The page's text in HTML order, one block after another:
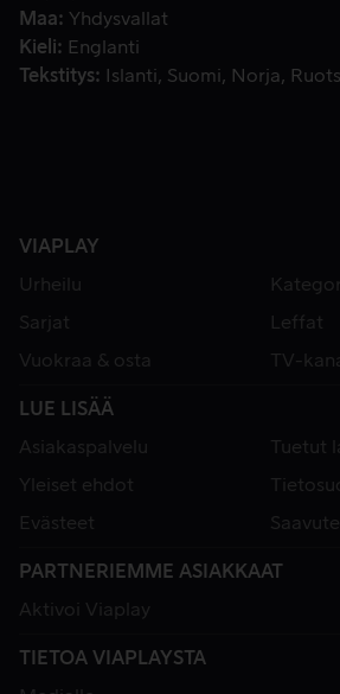
Maa
Yhdysvallat
Kieli
Englanti
Tekstitys
Islanti Suomi Norja
VIAPLAY
Urheilu
Sarjat
Leffat
Vuokraa & osta
TV-
LUE LISÄÄ
Asiakaspalvelu
Tuetut
Yleiset ehdot
Evästeet
PARTNERIEMME ASIAKKAAT
Aktivoi Viaplay
TIETOA VIAPLAYSTA